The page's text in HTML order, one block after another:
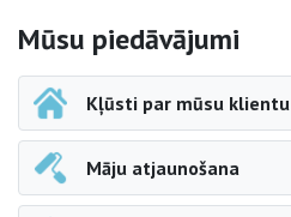
Sāna navigācija
Mūsu piedāvājumi
Kļūsti par mūsu klientu
Māju atjaunošana